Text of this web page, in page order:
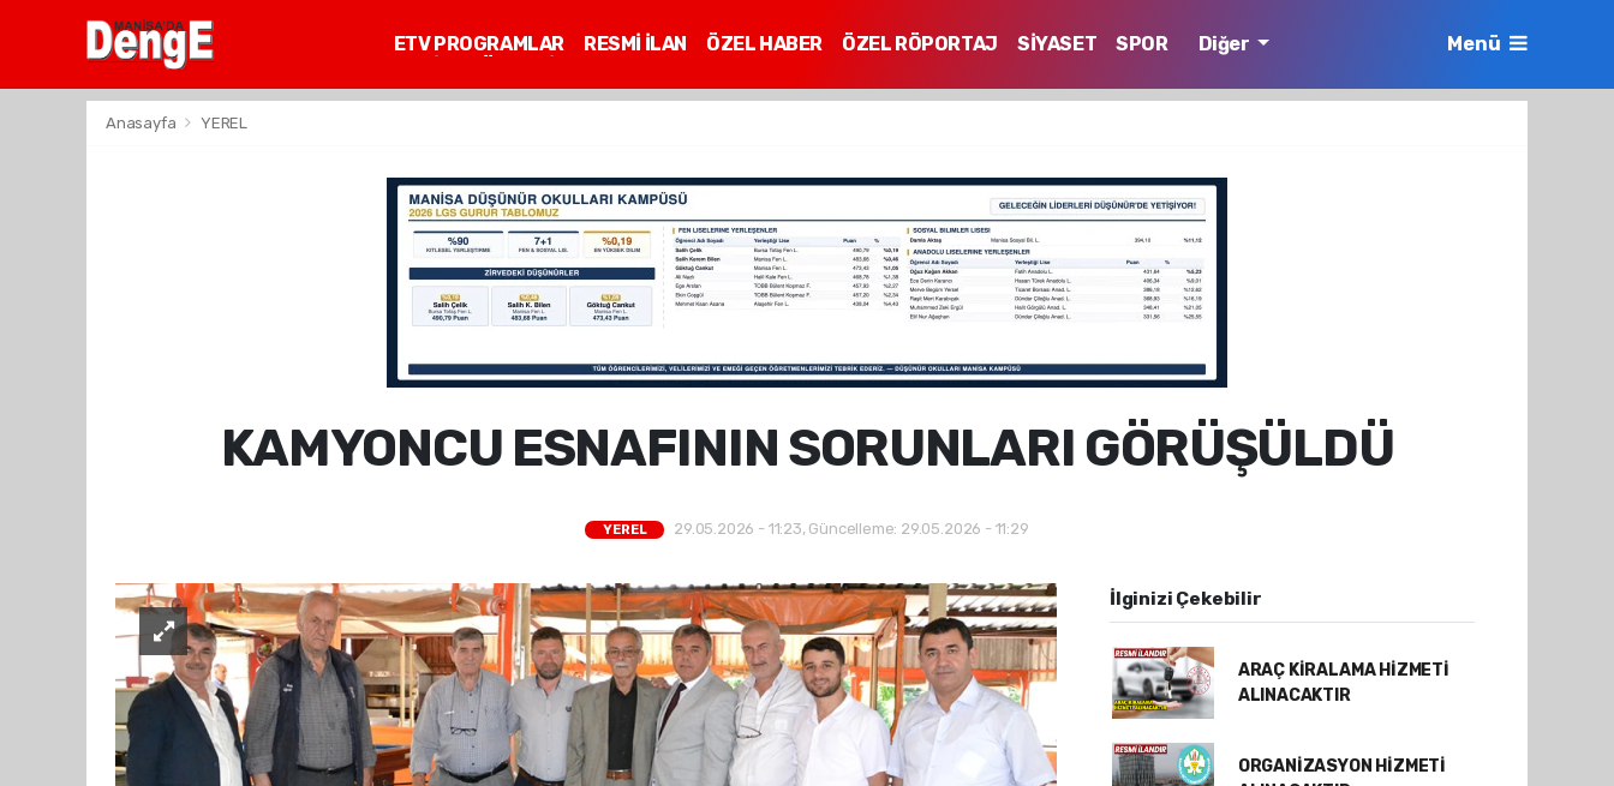
ETV PROGRAMLAR RESMİ İLAN ÖZEL HABER ÖZEL RÖPORTAJ SİYASET
SPOR
Diğer Menü
Anasayfa YEREL
KAMYONCU ESNAFININ SORUNLARI GÖRÜŞÜLDÜ
YEREL 29.05.2026 - 11:23, Güncelleme: 29.05.2026 - 11:29
İlginizi Çekebilir
ARAÇ KİRALAMA HİZMETİ
ALINACAKTIR
ORGANİZASYON HİZMETİ